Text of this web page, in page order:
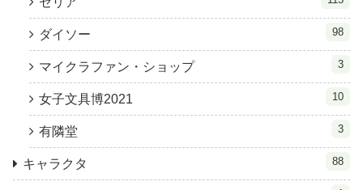
ダイソー 98
マイクラファン・ショップ 3
女子文具博2021 10
有隣堂 3
キャラクタ 88